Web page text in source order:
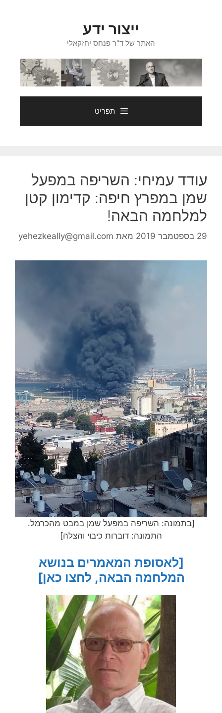
ייצור ידע
האתר של ד"ר פנחס יחזקאלי
תפריט
עודד עמיחי: השריפה במפעל
שמן במפרץ חיפה: קדימון קטן
למלחמה הבאה!
29 בספטמבר 2019 מאת yehezkeally@gmail.com
[בתמונה: השריפה במפעל שמן במבט מהכרמל.
התמונה: דוברות כיבוי והצלה]
[לאסופת המאמרים בנושא
המלחמה הבאה, לחצו כאן]